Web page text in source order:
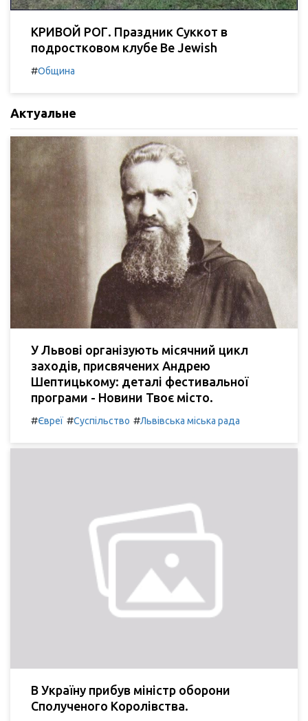
КРИВОЙ РОГ. Праздник Суккот в
подростковом клубе Be Jewish
#Община
Актуальне
У Львові організують місячний цикл
заходів, присвячених Андрею
Шептицькому: деталі фестивальної
програми - Новини Твоє місто.
#Євреї #Суспільство #Львівська міська рада
В Україну прибув міністр оборони
Сполученого Королівства.